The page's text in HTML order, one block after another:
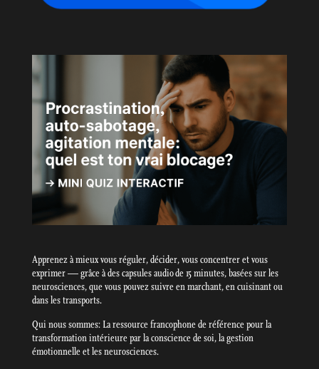
Apprenez à mieux vous réguler, décider, vous concentrer et vous
exprimer — grâce à des capsules audio de 15 minutes, basées sur les
neurosciences, que vous pouvez suivre en marchant, en cuisinant ou
dans les transports.
Qui nous sommes: La ressource francophone de référence pour la
transformation intérieure par la conscience de soi, la gestion
émotionnelle et les neurosciences.